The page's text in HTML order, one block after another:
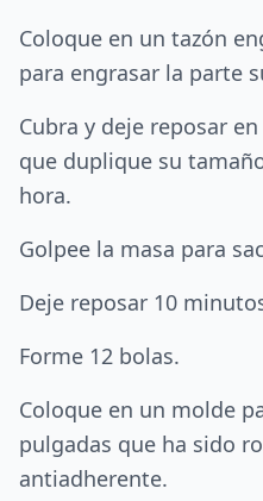
Coloque en un tazón
para engrasar la parte
Cubra y deje reposar
que duplique su
hora.
Golpee la masa para
Deje reposar 10
Forme 12 bolas.
Coloque en un molde
pulgadas que ha sido
antiadherente.